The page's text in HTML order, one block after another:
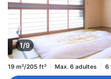
1/9
19 m²/205 ft² Max. 6 adultes 6